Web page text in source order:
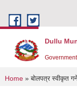
Dullu
You are
Home » बोलपत्र स्वीकृत